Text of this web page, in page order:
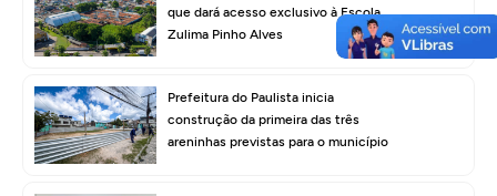
que dará acesso exclusivo à Escola
Zulima Pinho Alves
Prefeitura do Paulista inicia
construção da primeira das três
areninhas previstas para o município